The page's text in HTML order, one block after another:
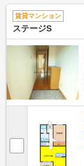
賃貸マンション
ステージS